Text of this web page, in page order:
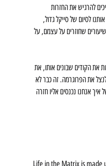
להרגיש את החזרות
לסיום של סייקל גדול,
שחוזרים על עצמם, על
את הקודים שבונים אותו, את
את הפרוגרמה. זה כבר לא
איך אנחנו נכנסים אליו חזרה